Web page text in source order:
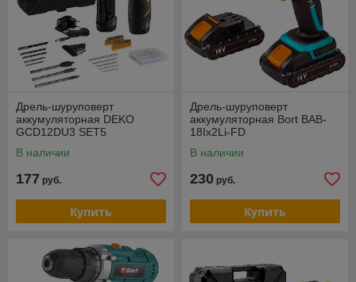
Дрель-шуруповерт
аккумуляторная DEKO
GCD12DU3 SET5
В наличии
177 руб.
Купить
Дрель-шуруповерт
аккумуляторная Bort BAB-
18Ix2Li-FD
В наличии
230 руб.
Купить